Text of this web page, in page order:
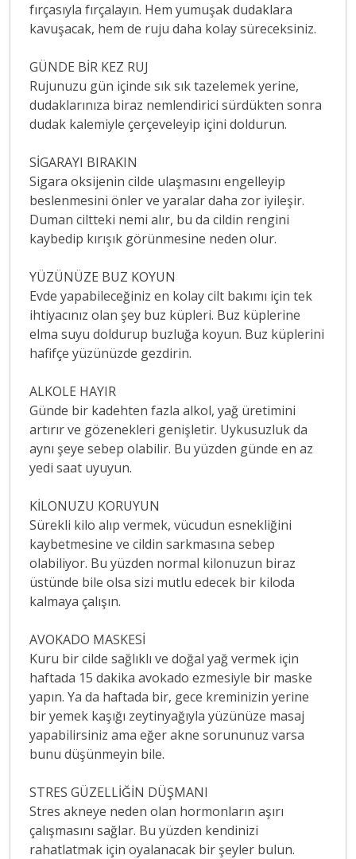
fırçasıyla fırçalayın. Hem yumuşak dudaklara
kavuşacak, hem de ruju daha kolay süreceksiniz.
GÜNDE BİR KEZ RUJ
Rujunuzu gün içinde sık sık tazelemek yerine,
dudaklarınıza biraz nemlendirici sürdükten sonra
dudak kalemiyle çerçeveleyip içini doldurun.
SİGARAYI BIRAKIN
Sigara oksijenin cilde ulaşmasını engelleyip
beslenmesini önler ve yaralar daha zor iyileşir.
Duman ciltteki nemi alır, bu da cildin rengini
kaybedip kırışık görünmesine neden olur.
YÜZÜNÜZE BUZ KOYUN
Evde yapabileceğiniz en kolay cilt bakımı için tek
ihtiyacınız olan şey buz küpleri. Buz küplerine
elma suyu doldurup buzluğa koyun. Buz küplerini
hafifçe yüzünüzde gezdirin.
ALKOLE HAYIR
Günde bir kadehten fazla alkol, yağ üretimini
artırır ve gözenekleri genişletir. Uykusuzluk da
aynı şeye sebep olabilir. Bu yüzden günde en az
yedi saat uyuyun.
KİLONUZU KORUYUN
Sürekli kilo alıp vermek, vücudun esnekliğini
kaybetmesine ve cildin sarkmasına sebep
olabiliyor. Bu yüzden normal kilonuzun biraz
üstünde bile olsa sizi mutlu edecek bir kiloda
kalmaya çalışın.
AVOKADO MASKESİ
Kuru bir cilde sağlıklı ve doğal yağ vermek için
haftada 15 dakika avokado ezmesiyle bir maske
yapın. Ya da haftada bir, gece kreminizin yerine
bir yemek kaşığı zeytinyağıyla yüzünüze masaj
yapabilirsiniz ama eğer akne sorununuz varsa
bunu düşünmeyin bile.
STRES GÜZELLİĞİN DÜŞMANI
Stres akneye neden olan hormonların aşırı
çalışmasını sağlar. Bu yüzden kendinizi
rahatlatmak için oyalanacak bir şeyler bulun.